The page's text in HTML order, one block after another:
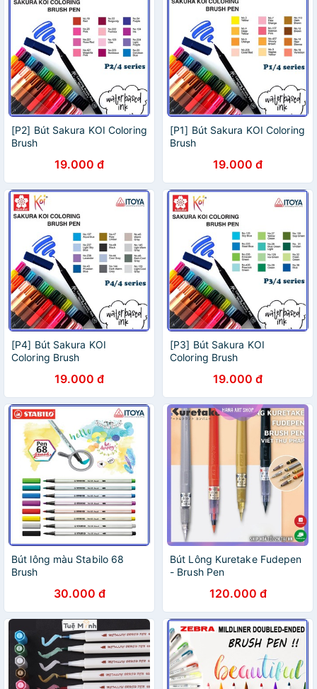
[P2] Bút Sakura KOI Coloring
Brush
19.000 đ
[P1] Bút Sakura KOI Coloring
Brush
19.000 đ
[P4] Bút Sakura KOI
Coloring Brush
19.000 đ
[P3] Bút Sakura KOI
Coloring Brush
19.000 đ
Bút lông màu Stabilo 68
Brush
30.000 đ
Bút Lông Kuretake Fudepen
- Brush Pen
120.000 đ